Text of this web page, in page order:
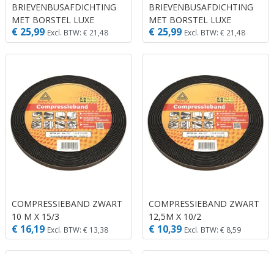
BRIEVENBUSAFDICHTING
MET BORSTEL LUXE
ZONDER KLEP ALUMINIUM
WIT
€ 25,99 Excl. BTW: € 21,48
BRIEVENBUSAFDICHTING
MET BORSTEL LUXE
ZONDER KLEP ALUMINIUM
ZWART
€ 25,99 Excl. BTW: € 21,48
COMPRESSIEBAND ZWART
10 M X 15/3
€ 16,19 Excl. BTW: € 13,38
COMPRESSIEBAND ZWART
12,5M X 10/2
€ 10,39 Excl. BTW: € 8,59